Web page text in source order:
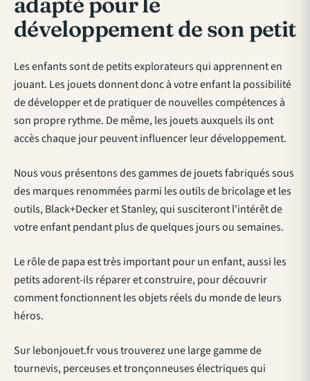
développement de son petit
Les enfants sont de petits explorateurs qui apprennent en
jouant. Les jouets donnent donc à votre enfant la possibilité
de développer et de pratiquer de nouvelles compétences à
son propre rythme. De même, les jouets auxquels ils ont
accès chaque jour peuvent influencer leur développement.
Nous vous présentons des gammes de jouets fabriqués sous
des marques renommées parmi les outils de bricolage et les
outils, Black+Decker et Stanley, qui susciteront l'intérêt de
votre enfant pendant plus de quelques jours ou semaines.
Le rôle de papa est très important pour un enfant, aussi les
petits adorent-ils réparer et construire, pour découvrir
comment fonctionnent les objets réels du monde de leurs
héros.
Surlebonjouet.frvous trouverez une large gamme de
tournevis, perceuses et tronçonneuses électriques qui